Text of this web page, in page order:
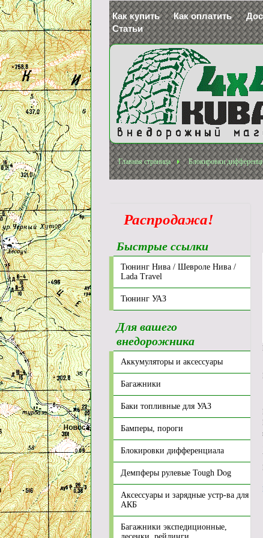
Как купить Как оплатить
Статьи
Главная страница Блокировки
Распродажа!
Быстрые ссылки
Тюнинг Нива / Шевроле Нива /
Lada Travel
Тюнинг УАЗ
Для вашего
внедорожника
Аккумуляторы и аксессуары
Багажники
Баки топливные для УАЗ
Бамперы, пороги
Блокировки дифференциала
Демпферы рулевые Tough Dog
Аксессуары и зарядные устр-ва для
АКБ
Багажники экспедиционные,